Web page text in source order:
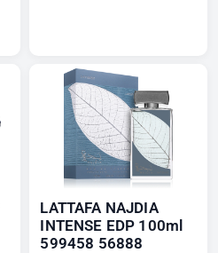
LATTAFA NAJDIA
INTENSE EDP 100ml
599458 56888